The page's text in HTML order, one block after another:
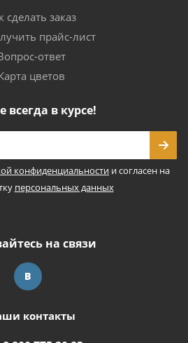
сделать заказ
прайс-лист
ответ
цветов
всегда в курсе!
конфиденциальности и согласен на
персональных данных
на связи
контакты